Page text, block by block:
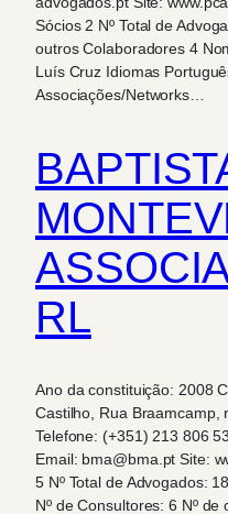
Sócios 2 Nº Total de
outros Colaboradores 4
Luís Cruz Idiomas
Associações/Networks…
RL
Ano da constituição: 2008
Castilho, Rua Braamcamp,
Telefone: (+351) 213 806
Email: bma@bma.pt Site:
5 Nº Total de Advogados:
Nº de Consultores: 6 Nº